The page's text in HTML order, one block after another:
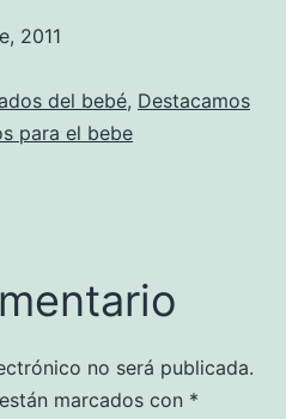
2011
del bebé, Destacamos
para el bebe
no será publicada.
marcados con *